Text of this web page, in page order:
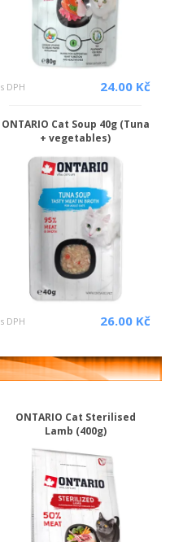
s DPH 24.00 Kč
ONTARIO Cat Soup 40g (Tuna
+ vegetables)
s DPH 26.00 Kč
ONTARIO Cat Sterilised
Lamb (400g)